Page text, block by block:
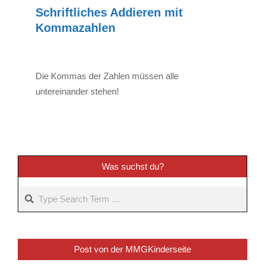
Schriftliches Addieren mit
Kommazahlen
25
Die Kommas der Zahlen müssen alle
untereinander stehen!
Was suchst du?
Search
Post von der MMGKinderseite